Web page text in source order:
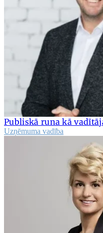
Publiskā runa kā
Uzņēmuma vadība